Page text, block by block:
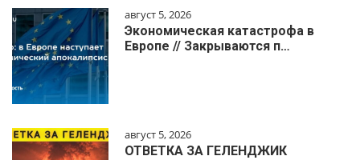
август 5, 2026
Экономическая катастрофа в
Европе // Закрываются п…
август 5, 2026
ОТВЕТКА ЗА ГЕЛЕНДЖИК